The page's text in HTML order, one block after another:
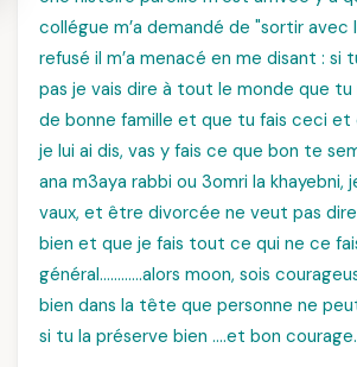
collégue m’a demandé de "sortir avec
refusé il m’a menacé en me disant : si
pas je vais dire à tout le monde que tu
de bonne famille et que tu fais ceci et
je lui ai dis, vas y fais ce que bon te
ana m3aya rabbi ou 3omri la khayebni,
vaux, et être divorcée ne veut pas
bien et que je fais tout ce qui ne ce
général…………alors moon, sois
bien dans la tête que personne ne
si tu la préserve bien ….et bon courage.